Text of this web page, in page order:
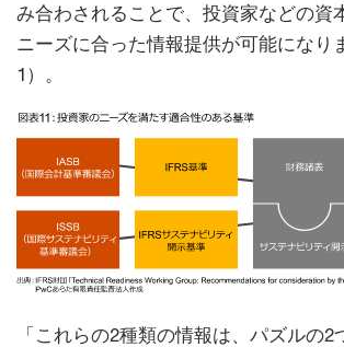
み合わされることで、投資家などの資
ニーズに合った情報提供が可能になり
1）。
「これらの2種類の情報は、パズルの2